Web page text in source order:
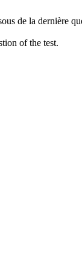
de la dernière
of the test.